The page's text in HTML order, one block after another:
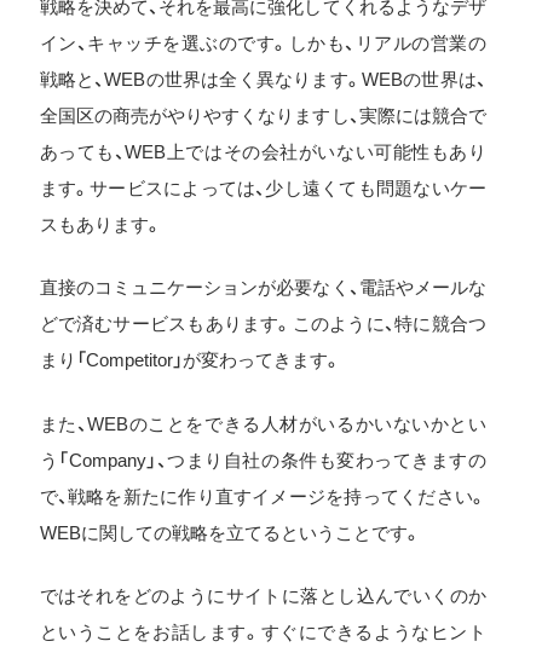
戦略を決めて、それを最高に強化してくれるようなデザ
イン、キャッチを選ぶのです。しかも、リアルの営業の
戦略と、WEBの世界は全く異なります。WEBの世界は、
全国区の商売がやりやすくなりますし、実際には競合で
あっても、WEB上ではその会社がいない可能性もあり
ます。サービスによっては、少し遠くても問題ないケー
スもあります。
直接のコミュニケーションが必要なく、電話やメールな
どで済むサービスもあります。このように、特に競合つ
まり「Competitor」が変わってきます。
また、WEBのことをできる人材がいるかいないかとい
う「Company」、つまり自社の条件も変わってきますの
で、戦略を新たに作り直すイメージを持ってください。
WEBに関しての戦略を立てるということです。
ではそれをどのようにサイトに落とし込んでいくのか
ということをお話します。すぐにできるようなヒント